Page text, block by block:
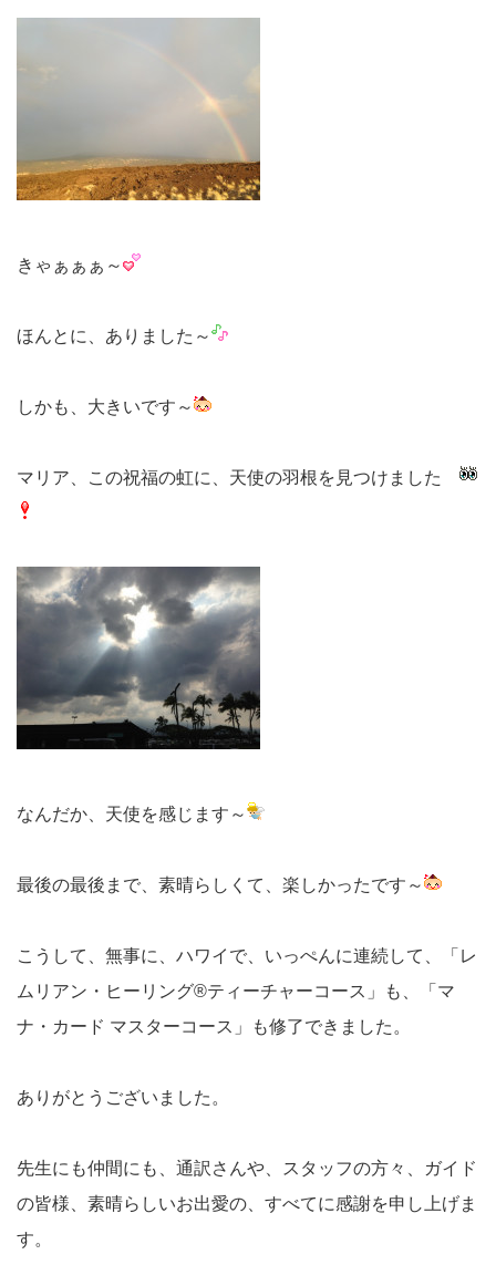
きゃぁぁぁ～
ほんとに、ありました～
しかも、大きいです～
マリア、この祝福の虹に、天使の羽根を見つけました
なんだか、天使を感じます～
最後の最後まで、素晴らしくて、楽しかったです～
こうして、無事に、ハワイで、いっぺんに連続して、「レ
ムリアン・ヒーリング®ティーチャーコース」も、「マ
ナ・カード マスターコース」も修了できました。
ありがとうございました。
先生にも仲間にも、通訳さんや、スタッフの方々、ガイド
の皆様、素晴らしいお出愛の、すべてに感謝を申し上げま
す。